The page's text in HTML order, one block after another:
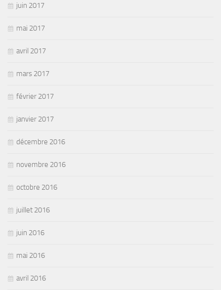
juin 2017
mai 2017
avril 2017
mars 2017
février 2017
janvier 2017
décembre 2016
novembre 2016
octobre 2016
juillet 2016
juin 2016
mai 2016
avril 2016